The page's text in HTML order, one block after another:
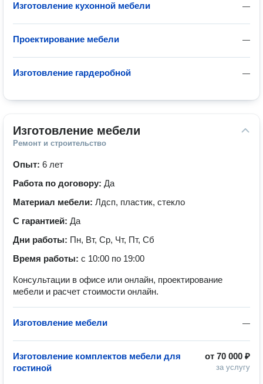
—
Изготовление кухонной мебели
—
Проектирование мебели
—
Изготовление гардеробной
Изготовление мебели
Ремонт и строительство
Опыт: 6 лет
Работа по договору: Да
Материал мебели: Лдсп, пластик, стекло
С гарантией: Да
Дни работы: Пн, Вт, Ср, Чт, Пт, Сб
Время работы: с 10:00 по 19:00
Консультации в офисе или онлайн, проектирование
мебели и расчет стоимости онлайн.
—
Изготовление мебели
от 70 000 ₽
за услугу
Изготовление комплектов мебели для
гостиной